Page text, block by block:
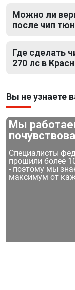
Можно ли
после чип
Где сделать
270 лс в
Вы не узнаете
Мы
Специалисты
прошили более
- поэтому мы
максимум от